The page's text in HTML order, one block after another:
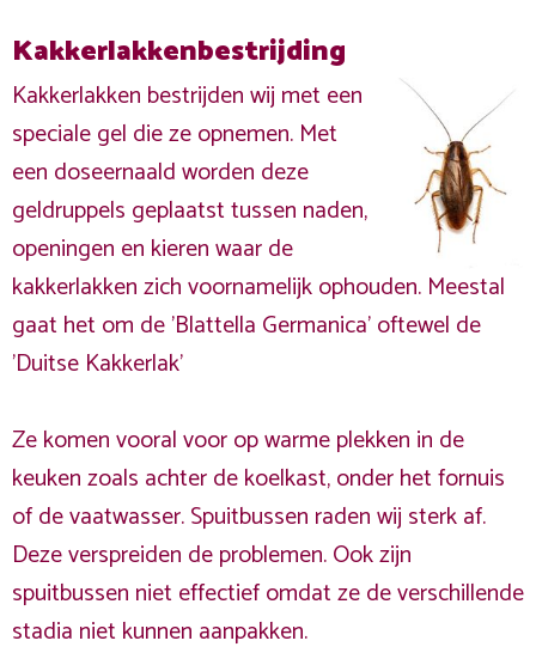
Kakkerlakkenbestrijding
Kakkerlakken bestrijden wij met een
speciale gel die ze opnemen. Met
een doseernaald worden deze
geldruppels geplaatst tussen naden,
openingen en kieren waar de
kakkerlakken zich voornamelijk ophouden. Meestal
gaat het om de 'Blattella Germanica' oftewel de
'Duitse Kakkerlak'
Ze komen vooral voor op warme plekken in de
keuken zoals achter de koelkast, onder het fornuis
of de vaatwasser. Spuitbussen raden wij sterk af.
Deze verspreiden de problemen. Ook zijn
spuitbussen niet effectief omdat ze de verschillende
stadia niet kunnen aanpakken.